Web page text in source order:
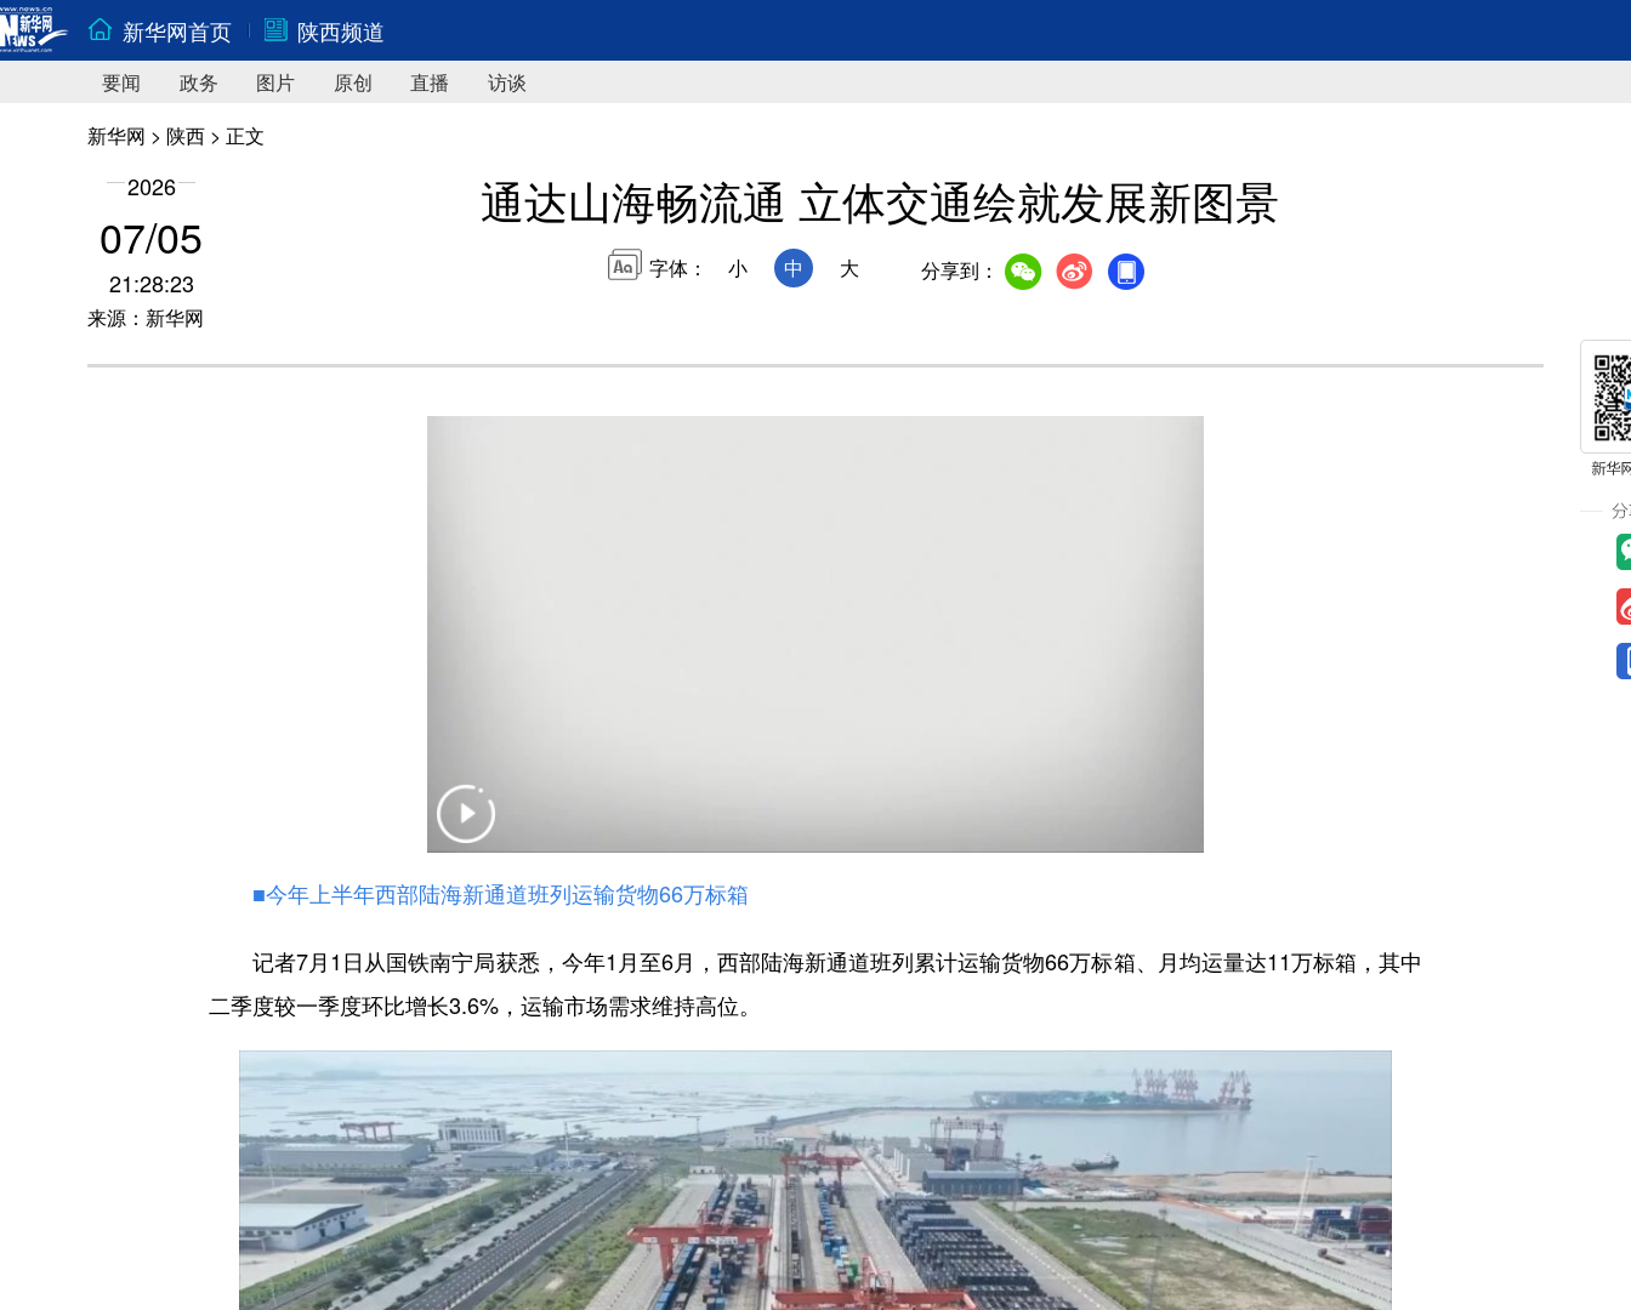
新华网首页 陕西频道
要闻 政务 图片 原创 直播
访谈
新华网 > 陕西 > 正文
2026
07/05
21:28:23
来源：新华网
通达山海畅流通 立体交通绘就发展新图景
字体： 小 中 大 分享到：
■今年上半年西部陆海新通道班列运输货物66万标箱
记者7月1日从国铁南宁局获悉，今年1月至6月，西部陆海新通道班列累计运输货物66万标箱、月均运量达11万标箱，其中
二季度较一季度环比增长3.6%，运输市场需求维持高位。